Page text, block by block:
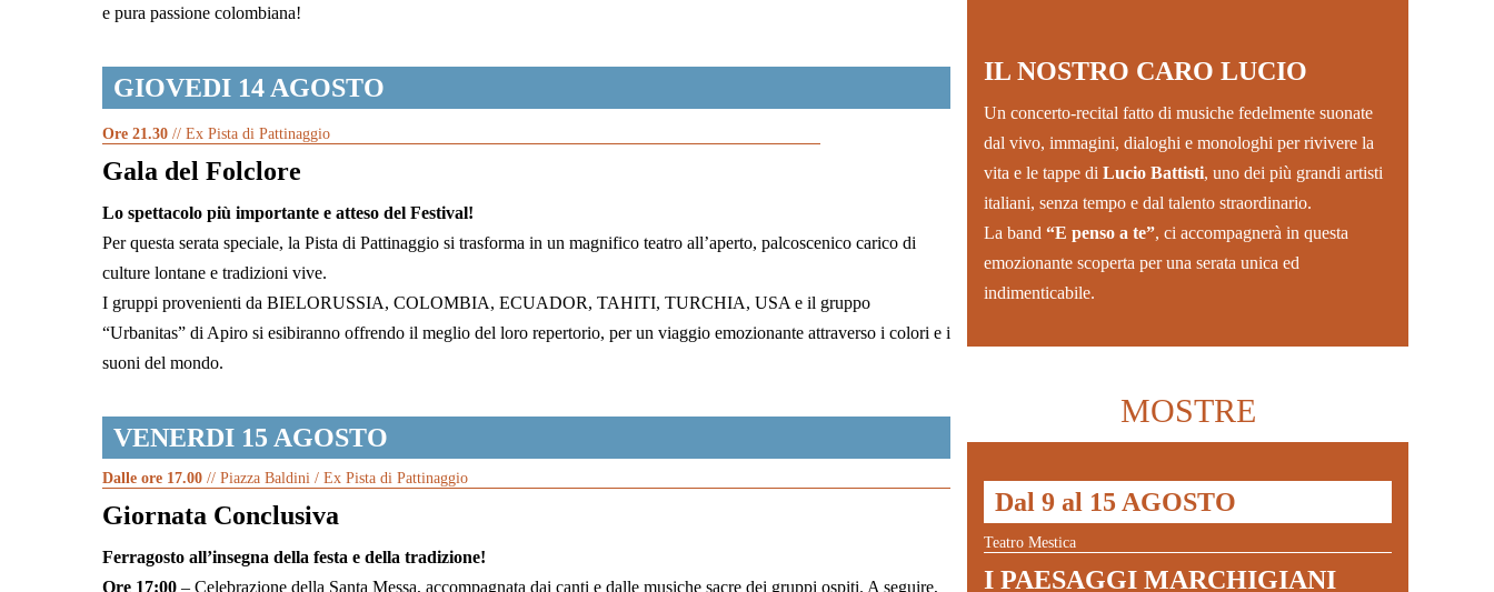
e pura passione colombiana!
GIOVEDI 14 AGOSTO
Ore 21.30 // Ex Pista di Pattinaggio
Gala del Folclore
Lo spettacolo più importante e atteso del Festival!
Per questa serata speciale, la Pista di Pattinaggio si trasforma in un magnifico teatro all’aperto, palcoscenico carico di
culture lontane e tradizioni vive.
I gruppi provenienti da BIELORUSSIA, COLOMBIA, ECUADOR, TAHITI, TURCHIA, USA e il gruppo
“Urbanitas” di Apiro si esibiranno offrendo il meglio del loro repertorio, per un viaggio emozionante attraverso i colori e i
suoni del mondo.
VENERDI 15 AGOSTO
Dalle ore 17.00 // Piazza Baldini / Ex Pista di Pattinaggio
Giornata Conclusiva
Ferragosto all’insegna della festa e della tradizione!
Ore 17:00 – Celebrazione della Santa Messa, accompagnata dai canti e dalle musiche sacre dei gruppi ospiti. A seguire,
IL NOSTRO CARO LUCIO
Un concerto-recital fatto di musiche fedelmente suonate
dal vivo, immagini, dialoghi e monologhi per rivivere la
vita e le tappe diLucio Battisti, uno dei più grandi artisti
italiani, senza tempo e dal talento straordinario.
La band“E penso a te”, ci accompagnerà in questa
emozionante scoperta per una serata unica ed
indimenticabile.
MOSTRE
Dal 9 al 15 AGOSTO
Teatro Mestica
I PAESAGGI MARCHIGIANI